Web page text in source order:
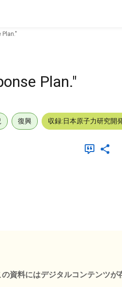
Plan."
復興 収録:日本原子力研究開
の資料にはデジタルコンテンツが